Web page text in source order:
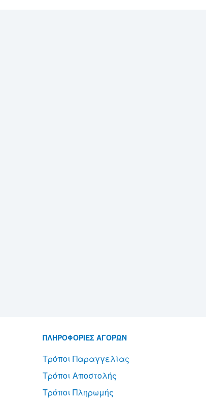
ΠΛΗΡΟΦΟΡΙΕΣ ΑΓΟΡΩΝ
Τρόποι Παραγγελίας
Τρόποι Αποστολής
Τρόποι Πληρωμής